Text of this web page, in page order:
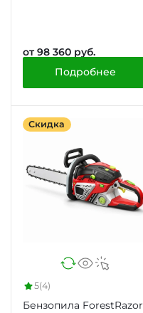
от 98 360 руб.
Подробнее
Скидка
5(4)
Бензопила ForestRazor